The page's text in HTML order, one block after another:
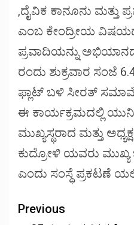
,ದೈವಿಕ ಕಾನೂನು ಮತ್ತು
ಎಂಬ ಕೇಂದ್ರೀಯ
ಪ್ರವಾದಿಯನ್ನು
ರಂದು ಶುಕ್ರವಾರ ಸಂಜೆ
ಫ್ಲಾಟ್ ಬಳಿ ಸೀರತ್
ಈ ಕಾರ್ಯಕ್ರಮದಲ್ಲಿ
ಮುಖ್ಯಸ್ಥರಾದ ಮತ್ತು
ಕುದ್ರೋಳಿ ಯವರು
ಎಂದು ಸಂಸ್ಥೆ ಪ್ರಕಟಣೆ
Previous